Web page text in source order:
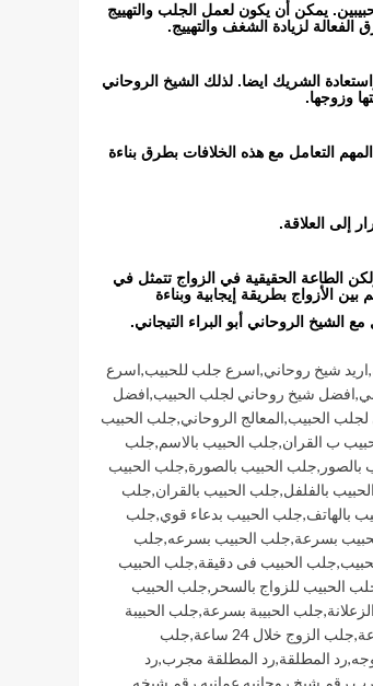
يمكن أن يكون لعمل الجلب والتهييج
لزيادة الشغف والتهييج.
الشريك ايضا. لذلك الشيخ الروحاني
وزوجها.
التعامل مع هذه الخلافات بطرق بناءة
إلى العلاقة.
الطاعة الحقيقية في الزواج تتمثل في
الأزواج بطريقة إيجابية وبناءة
الشيخ الروحاني أبو البراء التيجاني.
,اريد شيخ روحاني,اسرع جلب للحبيب,اسرع
,افضل شيخ روحاني لجلب الحبيب,افضل
لجلب الحبيب,المعالج الروحاني,جلب الحبيب
ب القران,جلب الحبيب بالاسم,جلب
بالصور ,جلب الحبيب بالصورة,جلب الحبيب
بالفلفل,جلب الحبيب بالقران,جلب
بالهاتف,جلب الحبيب بدعاء قوي,جلب
بسرعة,جلب الحبيب بسرعه,جلب
,جلب الحبيب فى دقيقة,جلب الحبيب
الحبيب للزواج بالسحر ,جلب الحبيب
,جلب الحبيبة بسرعة,جلب الحبيبة
,جلب الزوج خلال 24 ساعة ,جلب
,رد المطلقة,رد المطلقة مجرب,رد